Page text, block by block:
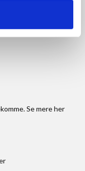
Se mereher